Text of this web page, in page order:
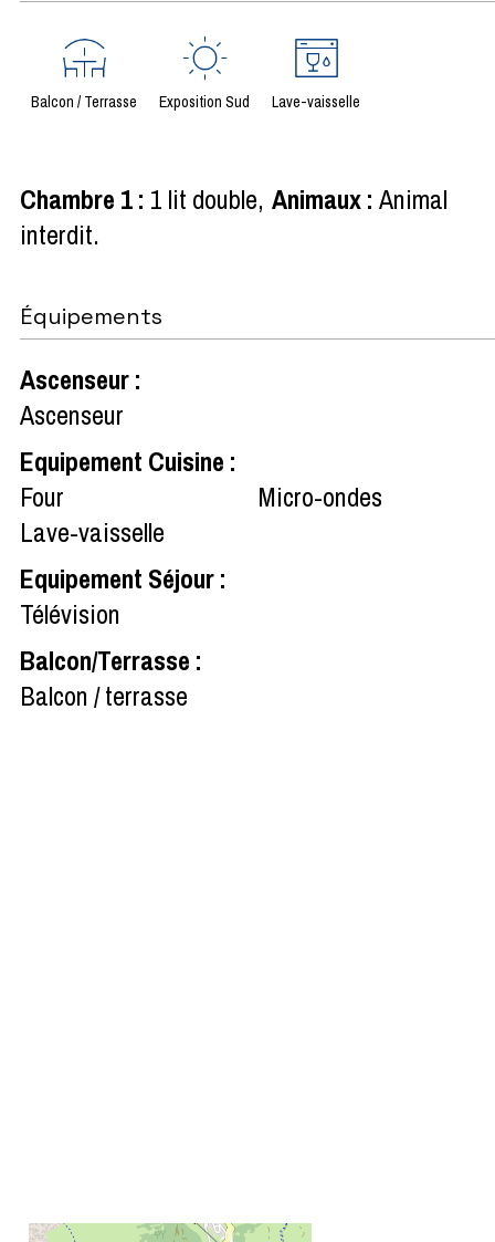
Balcon / Terrasse Exposition Sud Lave-vaisselle
Chambre 1: 1 lit double Animaux: Animal
interdit
Équipements
Ascenseur:
Ascenseur
Equipement Cuisine :
Four
Micro-ondes
Lave-vaisselle
Equipement Séjour:
Télévision
Balcon/Terrasse :
Balcon / terrasse